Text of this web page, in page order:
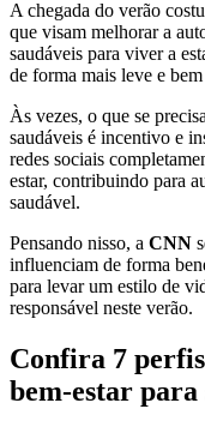
A chegada do verão
que visam melhorar a
saudáveis para viver a
de forma mais leve e
Às vezes, o que se
saudáveis é incentivo e
redes sociais
estar, contribuindo para
saudável.
Pensando nisso, a CNN
influenciam de forma
para levar um estilo de
responsável neste verão.
Confira 7 perfis
bem-estar